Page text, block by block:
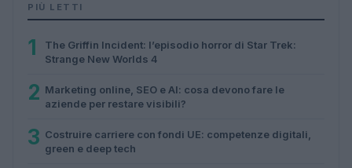
PIÙ LETTI
1
The Griffin Incident: l’episodio horror di Star Trek:
Strange New Worlds 4
2 Marketing online, SEO e AI: cosa devono fare le
aziende per restare visibili?
3 Costruire carriere con fondi UE: competenze digitali,
green e deep tech